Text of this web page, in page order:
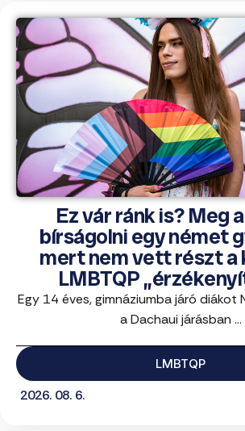
Ez vár ránk is? Meg
bírságolni egy német
mert nem vett részt a
LMBTQP
Egy 14 éves, gimnáziumba járó diákot
a Dachaui járásban ...
LMBTQP
2026. 08. 6.